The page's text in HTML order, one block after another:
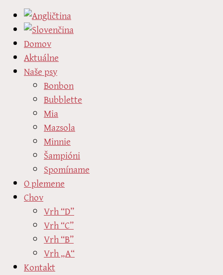
Domov
Aktuálne
Naše psy
Bonbon
Bubblette
Mia
Mazsola
Minnie
Šampióni
Spomíname
O plemene
Chov
Vrh “D”
Vrh “C”
Vrh “B”
Vrh „A“
Kontakt